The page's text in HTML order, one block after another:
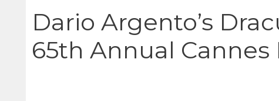
Dario Argento’s
65th Annual Cannes